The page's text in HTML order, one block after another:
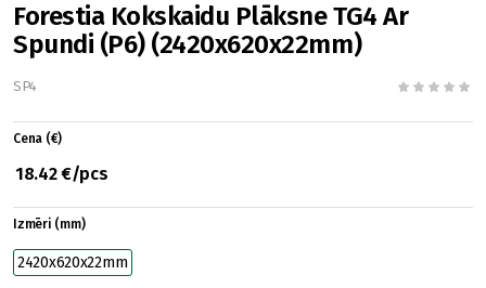
Forestia Kokskaidu Plāksne TG4 Ar
Spundi (P6) (2420x620x22mm)
SP4
Cena (€)
18.42 €/pcs
Izmēri (mm)
2420x620x22mm